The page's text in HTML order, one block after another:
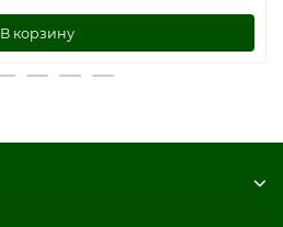
В корзину